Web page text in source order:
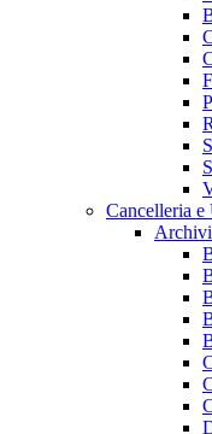
Cancelleria